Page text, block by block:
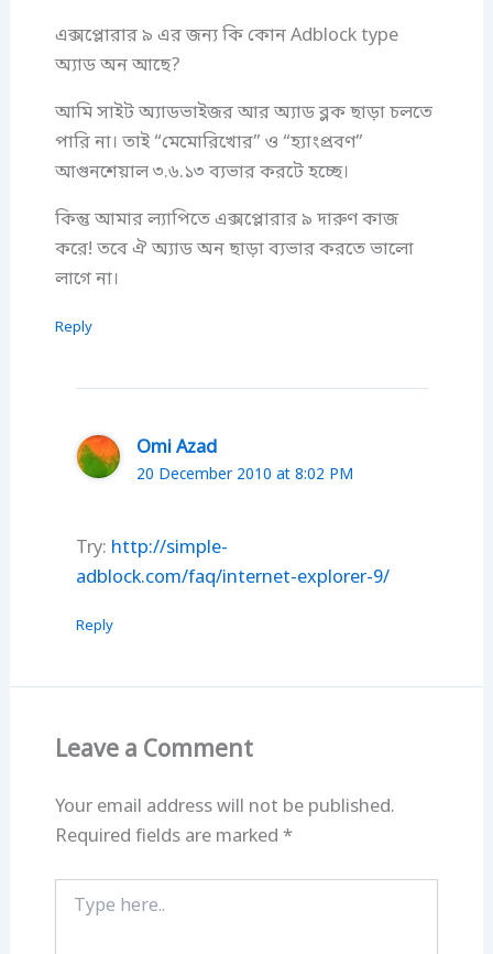
এক্সপ্লোরার ৯ এর জন্য কি কোন Adblock type
অ্যাড অন আছে?
আমি সাইট অ্যাডভাইজর আর অ্যাড ব্লক ছাড়া চলতে
পারি না। তাই “মেমোরিখোর” ও “হ্যাংপ্রবণ”
আগুনশেয়াল ৩.৬.১৩ ব্যভার করটে হচ্ছে।
কিন্তু আমার ল্যাপিতে এক্সপ্লোরার ৯ দারুণ কাজ
করে! তবে ঐ অ্যাড অন ছাড়া ব্যভার করতে ভালো
লাগে না।
Reply
Omi Azad
20 December 2010 at 8:02 PM
Try: http://simple-
adblock.com/faq/internet-explorer-9/
Reply
Leave a Comment
Your email address will not be published.
Required fields are marked *
here..